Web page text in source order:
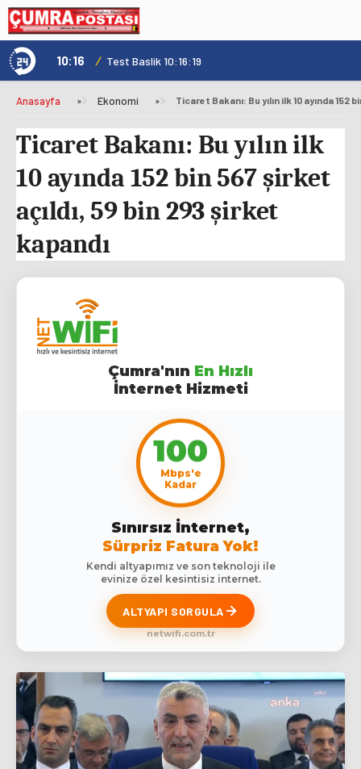
10:16 / Test Baslik 10:16:19
Anasayfa » Ekonomi »
Ticaret Bakanı: Bu yılın ilk
10 ayında 152 bin 567 şirket
açıldı, 59 bin 293 şirket
kapandı
Çumra'nın En Hızlı
İnternet Hizmeti
100
Mbps'e
Kadar
Sınırsız İnternet,
Sürpriz Fatura Yok!
Kendi altyapımız ve son teknoloji ile
evinize özel kesintisiz internet.
ALTYAPI SORGULA
netwifi.com.tr